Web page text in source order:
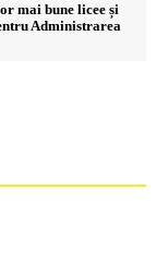
mai bune licee și
Administrarea